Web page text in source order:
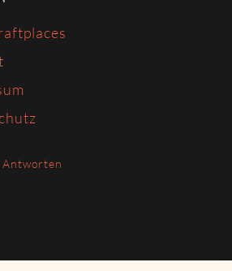
Antworten